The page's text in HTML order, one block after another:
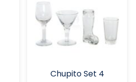
Chupito Set 4